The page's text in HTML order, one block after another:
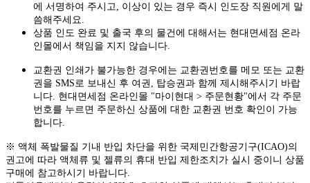
에 서명하여 주시고, 이상이 있는 경우 즉시 인도장 직원에게 말
씀해주세요.
상품 인도 완료 및 출국 후의 물건에 대해서는 현대면세점 온라
인몰에서 책임을 지지 않습니다.
교환권 인쇄가 불가능한 경우에는 교환권번호를 메모 또는 교환
권을 SMS로 보내신 후 여권, 탑승권과 함께 제시해주시기 바랍
니다. 현대면세점 온라인몰 "마이현대 > 주문현황"에서 각 주문
번호를 누르면 주문하신 상품에 대한 교환권 번호 확인이 가능
합니다.
※ 액체 폭발물질 기내 반입 차단을 위한 국제민간항공기구(ICAO)의
권고에 따라 액체류 및 젤류의 휴대 반입 제한조치가 실시 중이니 상품
구매에 참고하시기 바랍니다.